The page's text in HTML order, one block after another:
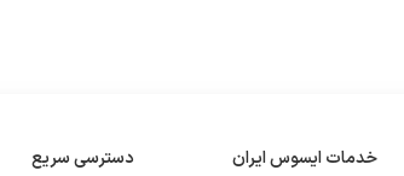
خدمات ایسوس ایران دسترسی سریع